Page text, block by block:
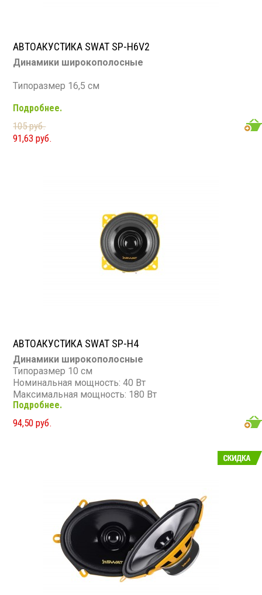
АВТОАКУСТИКА SWAT SP-H6V2
Динамики широкополосные
Типоразмер 16,5 см
Номинальная мощность: 60 Вт
Максимальная мощность: 250 Вт
Подробнее.
105 руб.
91,63 руб.
АВТОАКУСТИКА SWAT SP-H4
Динамики широкополосные
Типоразмер 10 см
Номинальная мощность: 40 Вт
Максимальная мощность: 180 Вт
Диапазон частот: 110 - 16 000 Гц
Чувствительность: 88 дБ
Сопротивление: 4 Ом
Подробнее.
94,50 руб.